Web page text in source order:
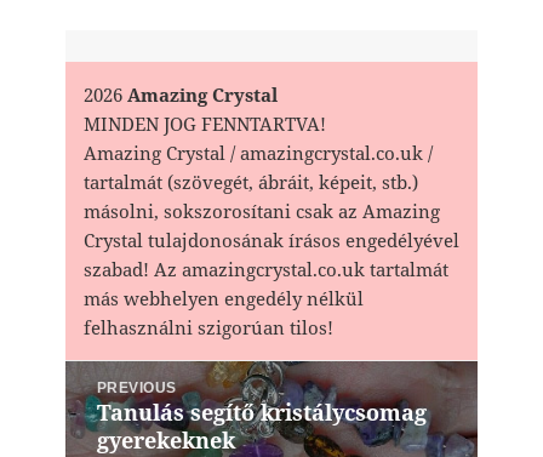
2026Amazing Crystal
MINDEN JOG FENNTARTVA!
Amazing Crystal / amazingcrystal.co.uk /
tartalmát (szövegét, ábráit, képeit, stb.)
másolni, sokszorosítani csak az Amazing
Crystal tulajdonosának írásos engedélyével
szabad! Az amazingcrystal.co.uk tartalmát
más webhelyen engedély nélkül
felhasználni szigorúan tilos!
Bejegyzés
navigáció
PREVIOUS
Previous
post:
Tanulás segítő kristálycsomag
gyerekeknek